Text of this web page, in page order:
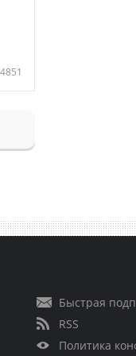
4851
Быстрая
RSS
Политика